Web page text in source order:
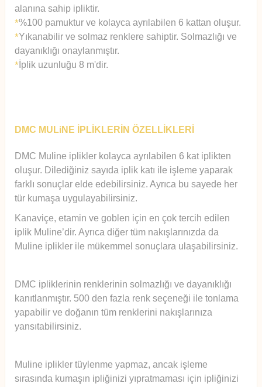
alanına sahip ipliktir.
*%100 pamuktur ve kolayca ayrılabilen 6 kattan oluşur.
*Yıkanabilir ve solmaz renklere sahiptir. Solmazlığı ve
dayanıklığı onaylanmıştır.
* İplik uzunluğu 8 m'dir.
DMC MULiNE İPLİKLERİN ÖZELLİKLERİ
DMC Muline iplikler kolayca ayrılabilen 6 kat iplikten
oluşur. Dilediğiniz sayıda iplik katı ile işleme yaparak
farklı sonuçlar elde edebilirsiniz. Ayrıca bu sayede her
tür kumaşa uygulayabilirsiniz.
Kanaviçe, etamin ve goblen için en çok tercih edilen
iplik Muline’dir. Ayrıca diğer tüm nakışlarınızda da
Muline iplikler ile mükemmel sonuçlara ulaşabilirsiniz.
DMC ipliklerinin renklerinin solmazlığı ve dayanıklığı
kanıtlanmıştır. 500 den fazla renk seçeneği ile tonlama
yapabilir ve doğanın tüm renklerini nakışlarınıza
yansıtabilirsiniz.
Muline iplikler tüylenme yapmaz, ancak işleme
sırasında kumaşın ipliğinizi yıpratmaması için ipliğinizi